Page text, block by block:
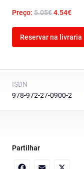
Preço: 5.05€4.54€
Reservar na livraria
ISBN
978-972-27-0900-2
Partilhar